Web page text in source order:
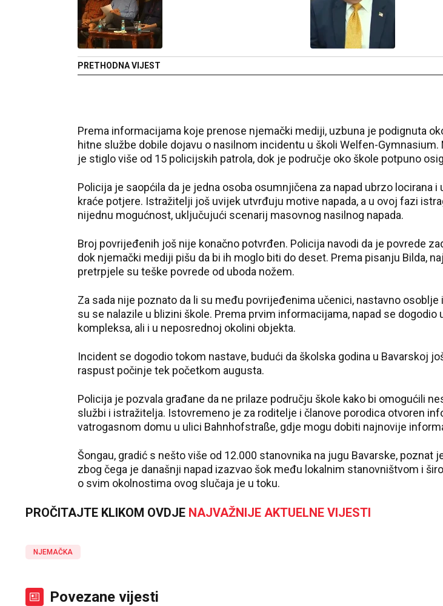
PRETHODNA VIJEST
Prema informacijama koje prenose njemački mediji, uzbuna je podignuta
hitne službe dobile dojavu o nasilnom incidentu u školi Welfen-
je stiglo više od 15 policijskih patrola, dok je područje oko škole potpuno
Policija je saopćila da je jedna osoba osumnjičena za napad ubrzo locirana i
kraće potjere. Istražitelji još uvijek utvrđuju motive napada, a u ovoj fazi
nijednu mogućnost, uključujući scenarij masovnog nasilnog napada.
Broj povrijeđenih još nije konačno potvrđen. Policija navodi da je povrede
dok njemački mediji pišu da bi ih moglo biti do deset. Prema pisanju Bilda,
pretrpjele su teške povrede od uboda nožem.
Za sada nije poznato da li su među povrijeđenima učenici, nastavno osoblje
su se nalazile u blizini škole. Prema prvim informacijama, napad se dogodio
kompleksa, ali i u neposrednoj okolini objekta.
Incident se dogodio tokom nastave, budući da školska godina u Bavarskoj
raspust počinje tek početkom augusta.
Policija je pozvala građane da ne prilaze području škole kako bi omogućili
službi i istražitelja. Istovremeno je za roditelje i članove porodica otvoren
vatrogasnom domu u ulici Bahnhofstraße, gdje mogu dobiti najnovije
Šongau, gradić s nešto više od 12.000 stanovnika na jugu Bavarske, poznat
zbog čega je današnji napad izazvao šok među lokalnim stanovništvom i
o svim okolnostima ovog slučaja je u toku.
PROČITAJTE KLIKOM OVDJE NAJVAŽNIJE AKTUELNE VIJESTI
NJEMAČKA
Povezane vijesti